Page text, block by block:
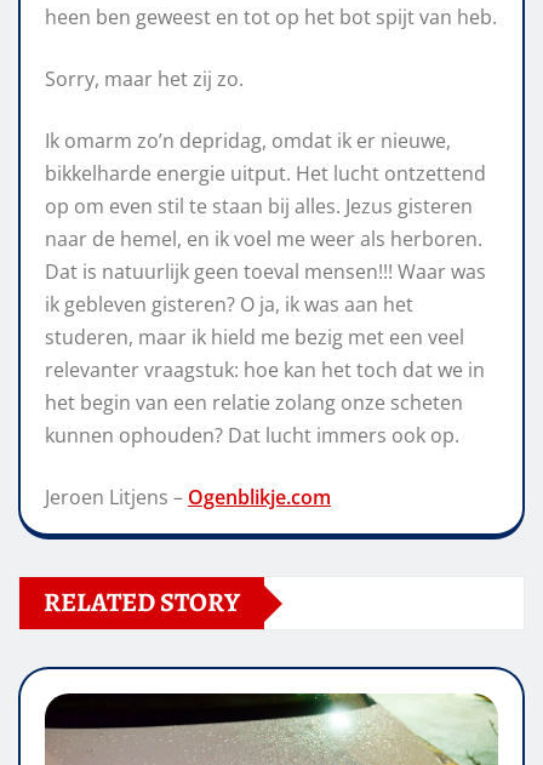
heen ben geweest en tot op het bot spijt van heb.
Sorry, maar het zij zo.
Ik omarm zo’n depridag, omdat ik er nieuwe,
bikkelharde energie uitput. Het lucht ontzettend
op om even stil te staan bij alles. Jezus gisteren
naar de hemel, en ik voel me weer als herboren.
Dat is natuurlijk geen toeval mensen!!! Waar was
ik gebleven gisteren? O ja, ik was aan het
studeren, maar ik hield me bezig met een veel
relevanter vraagstuk: hoe kan het toch dat we in
het begin van een relatie zolang onze scheten
kunnen ophouden? Dat lucht immers ook op.
Jeroen Litjens – Ogenblikje.com
RELATED STORY